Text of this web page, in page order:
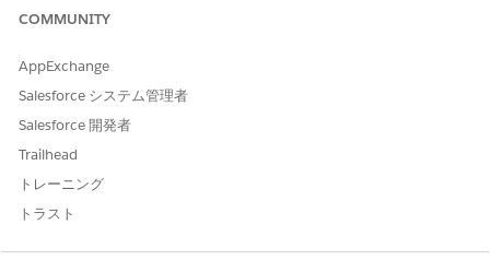
Execute Service Catalog Item フロー
保険契約に関する質問への回答
例
リモート作業機器の対象資格の確認
シナリオ: Brian は、ホームオフィスに 2 台目のモニターを要
COMMUNITY
AppExchange
Salesforce システム管理者
Salesforce 開発者
Trailhead
トレーニング
トラスト